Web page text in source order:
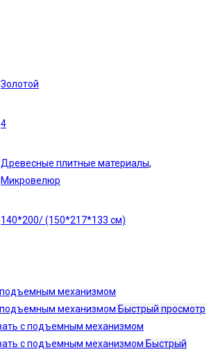
Золотой
4
Древесные плитные материалы,
Микровелюр
140*200/ (150*217*133 см)
Быстрый просмотр
Быстрый